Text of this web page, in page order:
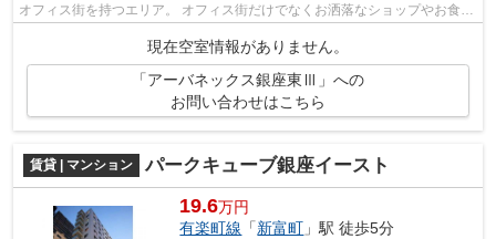
オフィス街を持つエリア。 オフィス街だけでなくお洒落なショップやお食事
処など様々なお店が揃っているので...
現在空室情報がありません。
「アーバネックス銀座東Ⅲ」への
お問い合わせはこちら
賃貸 | マンション パークキューブ銀座イースト
19.6万円
有楽町線 「新富町 」駅 徒歩5分